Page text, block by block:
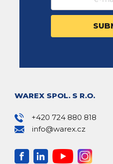
WAREX SPOL. S R.O.
+420 724 880 818
info@warex.cz